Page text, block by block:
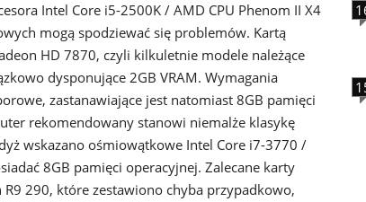
Intel Core i5-2500K / AMD CPU Phenom II X4
mogą spodziewać się problemów. Kartą
HD 7870, czyli kilkuletnie modele należące
dysponujące 2GB VRAM. Wymagania
zastanawiające jest natomiast 8GB pamięci
rekomendowany stanowi niemalże klasykę
wskazano ośmiowątkowe Intel Core i7-3770 /
8GB pamięci operacyjnej. Zalecane karty
R9 290, które zestawiono chyba przypadkowo,